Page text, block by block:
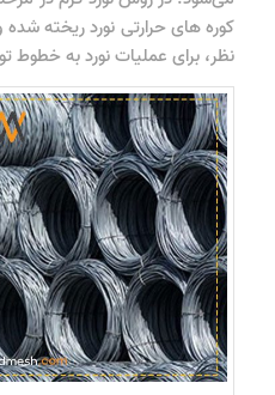
کوره های حرارتی نورد ریخته
نظر، برای عملیات نورد به خطوط